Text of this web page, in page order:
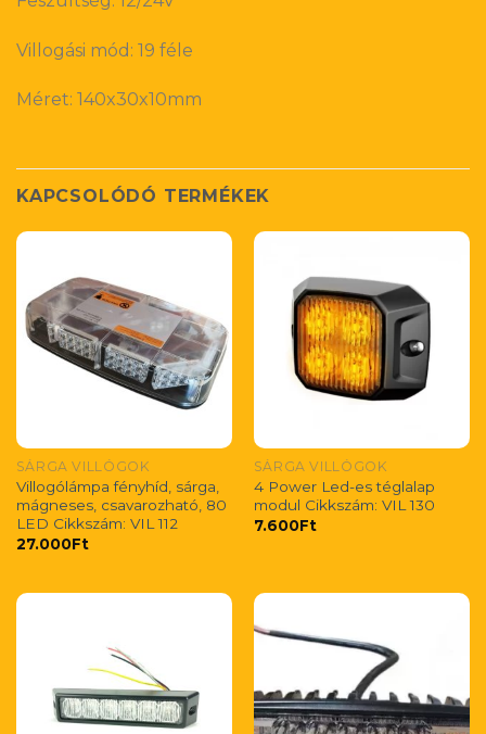
Villogási mód: 19 féle
Méret: 140x30x10mm
KAPCSOLÓDÓ TERMÉKEK
SÁRGA VILLÓGOK
Villogólámpa fényhíd, sárga,
mágneses, csavarozható, 80
LED Cikkszám: VIL 112
27.000Ft
SÁRGA VILLÓGOK
4 Power Led-es téglalap
modul Cikkszám: VIL 130
7.600Ft